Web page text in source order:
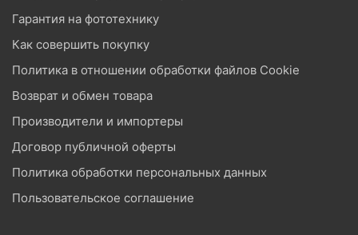
Гарантия на фототехнику
Как совершить покупку
Политика в отношении обработки файлов Cookie
Возврат и обмен товара
Производители и импортеры
Договор публичной оферты
Политика обработки персональных данных
Пользовательское соглашение